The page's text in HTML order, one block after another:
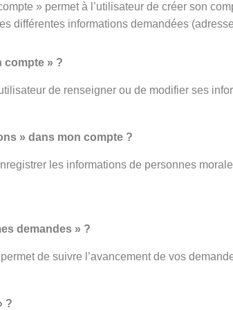
» permet à l’utilisateur de créer son
différentes informations demandées
compte » ?
de renseigner ou de modifier ses
» dans mon compte ?
les informations de personnes
demandes » ?
de suivre l’avancement de vos
?